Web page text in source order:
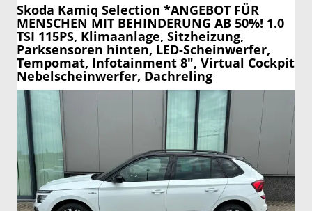
Skoda Kamiq Selection *ANGEBOT FÜR
MENSCHEN MIT BEHINDERUNG AB 50%! 1.0
TSI 115PS, Klimaanlage, Sitzheizung,
Parksensoren hinten, LED-Scheinwerfer,
Tempomat, Infotainment 8", Virtual Cockpit
Nebelscheinwerfer, Dachreling